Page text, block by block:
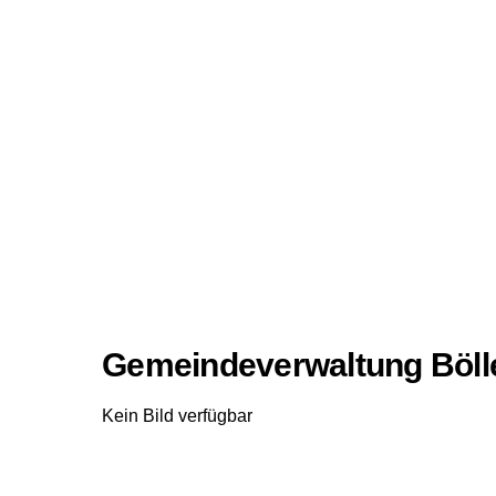
Gemeindeverwaltung
Kein Bild verfügbar